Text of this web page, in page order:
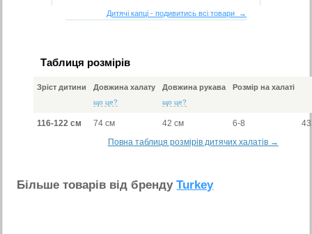
Дитячі капці - подивитись всі товари →
Таблиця розмірів
Зріст дитини Довжина халату
що це?
Довжина рукава
що це?
Розмір на халаті
116-122 см 74 см 42 см 6-8
Повна таблиця розмірів дитячих халатів →
Бiльше товарiв вiд брендуTurkey